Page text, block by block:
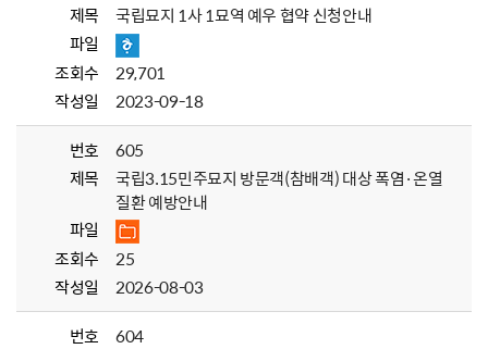
제목
국립묘지 1사 1묘역 예우 협약 신청안내
파일
조회수
29,701
작성일
2023-09-18
번호
605
제목
국립3.15민주묘지 방문객(참배객) 대상 폭염·온열
질환 예방안내
파일
조회수
25
작성일
2026-08-03
번호
604